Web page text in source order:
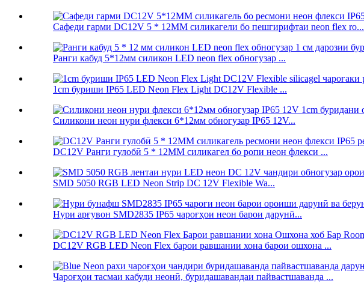
Сафеди гарми DC12V 5 * 12MM силикагели бо пешгирифтаи neon flex ro...
Ранги кабуд 5*12мм силикон LED neon flex обногузар ...
1cm буриши IP65 LED Neon Flex Light DC12V Flexible ...
Силикони неон нури флекси 6*12мм обногузар IP65 12V...
DC12V Ранги гулобӣ 5 * 12MM силикагел бо ропи неон флекси ...
SMD 5050 RGB LED Neon Strip DC 12V Flexible Wa...
Нури арғувон SMD2835 IP65 чароғҳои неон барои дарунӣ...
DC12V RGB LED Neon Flex барои равшании хона барои ошхона ...
Чароғҳои тасмаи кабуди неонӣ, буридашавандаи пайвастшаванда ...